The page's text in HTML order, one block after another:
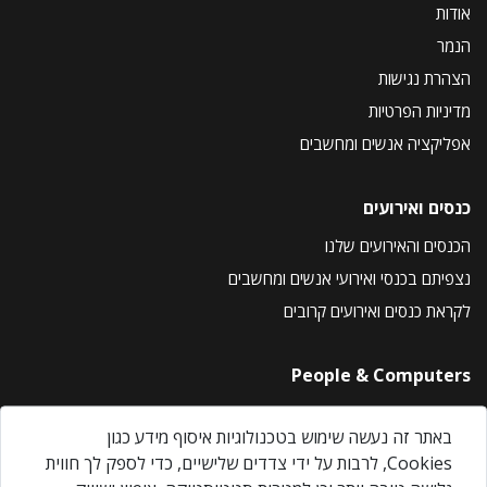
אודות
הנמר
הצהרת נגישות
מדיניות הפרטיות
אפליקציה אנשים ומחשבים
כנסים ואירועים
הכנסים והאירועים שלנו
נצפיתם בכנסי ואירועי אנשים ומחשבים
לקראת כנסים ואירועים קרובים
People & Computers
About Us
Privacy Policy
Contact Us
באתר זה נעשה שימוש בטכנולוגיות איסוף מידע כגון
Cookies, לרבות על ידי צדדים שלישיים, כדי לספק לך חווית